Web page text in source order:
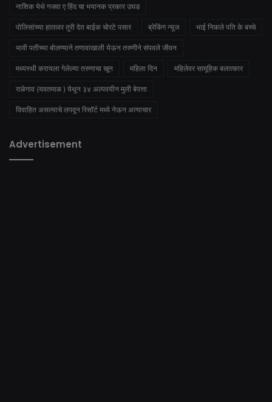
नाशिक येथे गजवा ए हिंद चा भयानक प्रकार उघड
पोलिसांच्या हातावर तुरी देत बाईक चोरटे पसार ब्रेकिंग न्यूज भाई निकले पति के बच्चे
भावी पतीच्या बोलण्याने तणावाखाली येऊन तरुणीने संपवले जीवन
मध्यस्थी करायला गेलेल्या तरुणाचा खून महिला दिन महिलेवर सामूहिक बलात्कार
राळेगाव (यवतमाळ ) येथून ३४ अल्पवयीन मुली बेपत्ता
विवाहित असल्याचे लपवून रिसॉर्ट मध्ये नेऊन अत्याचार
Advertisement